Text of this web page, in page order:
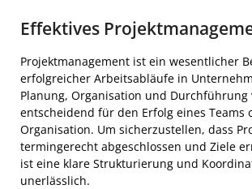
Effektives
Projektmanagement ist ein wesentlicher
erfolgreicher Arbeitsabläufe in
Planung, Organisation und Durchführung
entscheidend für den Erfolg eines Teams
Organisation. Um sicherzustellen, dass
termingerecht abgeschlossen und Ziele
ist eine klare Strukturierung und
unerlässlich.